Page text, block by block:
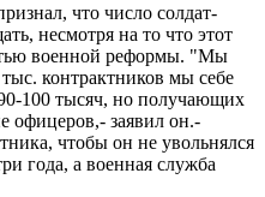
что число солдат-
несмотря на то что этот
военной реформы. "Мы
контрактников мы себе
100 тысяч, но получающих
офицеров,- заявил он.-
чтобы он не увольнялся
года, а военная служба